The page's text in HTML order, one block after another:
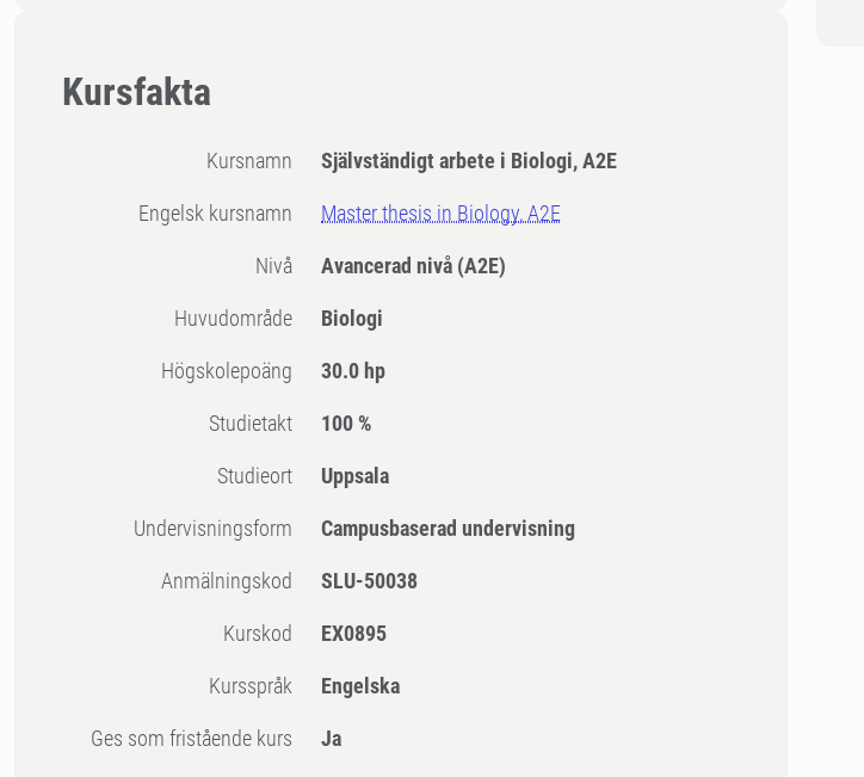
Kursfakta
Kursnamn Självständigt arbete i Biologi, A2E
Engelsk kursnamn Master thesis in Biology, A2E
Nivå Avancerad nivå (A2E)
Huvudområde Biologi
högskolepoäng 30.0 hp
Studietakt 100 %
Studieort Uppsala
Undervisningsform Campusbaserad undervisning
Anmälningskod SLU-50038
Kurskod EX0895
Kursspråk Engelska
Ges som fristående kurs Ja